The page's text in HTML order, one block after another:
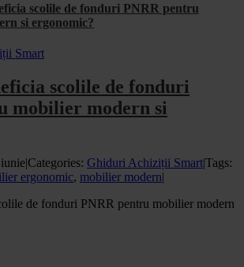
scolile de fonduri PNRR pentru
si ergonomic?
Smart
scolile de fonduri
mobilier modern si
|Categories: Ghiduri Achiziții Smart|Tags:
ergonomic, mobilier modern|
de fonduri PNRR pentru mobilier modern